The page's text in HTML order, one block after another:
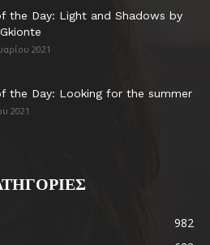
the Day: Light and Shadows by
2021
the Day: Looking for the summer
2021
982